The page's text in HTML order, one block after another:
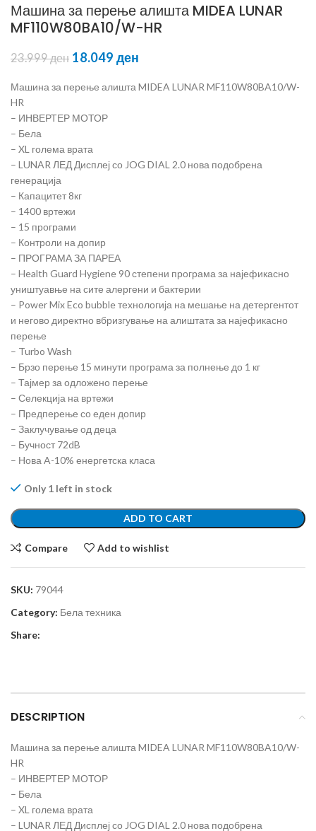
Машина за перење алишта MIDEA LUNAR
MF110W80BA10/W-HR
23.999ден 18.049 ден
Машина за перење алишта MIDEA LUNAR MF110W80BA10/W-
HR
– ИНВЕРТЕР МОТОР
– Бела
– XL голема врата
– LUNAR ЛЕД Дисплеј со JOG DIAL 2.0 нова подобрена
генерација
– Капацитет 8кг
– 1400 вртежи
– 15 програми
– Контроли на допир
– ПРОГРАМА ЗА ПАРЕА
– Health Guard Hygiene 90 степени програма за најефикасно
уништуавње на сите алергени и бактерии
– Power Mix Eco bubble технологија на мешање на детергентот
и негово директно вбризгување на алиштата за најефикасно
перење
– Turbo Wash
– Брзо перење 15 минути програма за полнење до 1 кг
– Тајмер за одложено перење
– Селекција на вртежи
– Предперење со еден допир
– Заклучување од деца
– Бучност 72dB
– Нова A-10% енергетска класа
Only 1 left in stock
ADD TO CART
Compare Add to wishlist
SKU: 79044
Category: Бела техника
Share:
DESCRIPTION
Машина за перење алишта MIDEA LUNAR MF110W80BA10/W-
HR
– ИНВЕРТЕР МОТОР
– Бела
– XL голема врата
– LUNAR ЛЕД Дисплеј со JOG DIAL 2.0 нова подобрена